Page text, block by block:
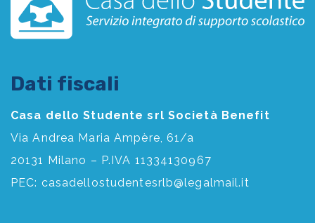
Dati fiscali
Casa dello Studente srl Società Benefit
Via Andrea Maria Ampère, 61/a
20131 Milano – P.IVA 11334130967
PEC: casadellostudentesrlb@legalmail.it